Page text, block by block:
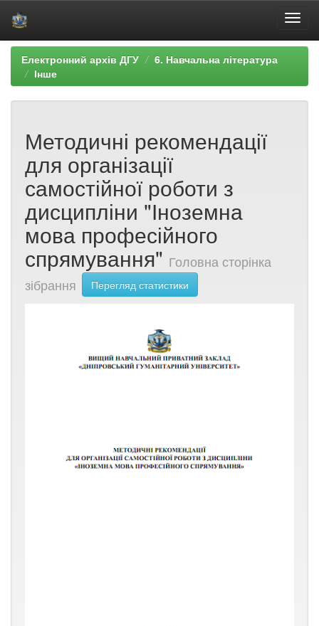
Skip
navigation
Електронний архів ДГУ
6. Навчальна література
Інше
Методичні рекомендації
для організації
самостійної роботи з
дисципліни "Іноземна
мова професійного
спрямування" Головна сторінка
зібрання
Перегляд статистики